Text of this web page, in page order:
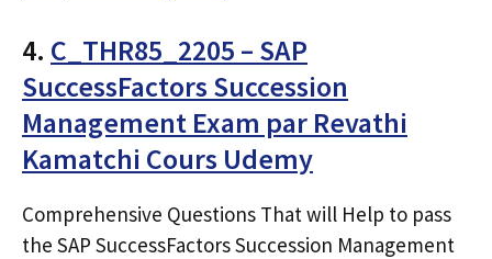
4. C_THR85_2205 – SAP
SuccessFactors Succession
Management Exam par Revathi
Kamatchi Cours Udemy
Comprehensive Questions That will Help to pass
the SAP SuccessFactors Succession Management